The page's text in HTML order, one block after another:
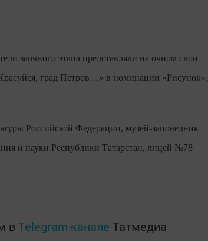
заочного этапа представляли на очном свои
град Петров…» в номинации «Рисунок»,
Российской Федерации, музей-заповедник
и науки Республики Татарстан, лицей №78
в Telegram-канале Татмедиа